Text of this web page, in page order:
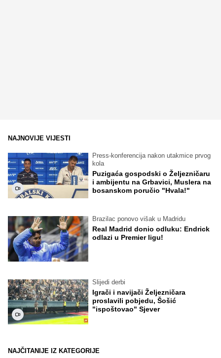
NAJNOVIJE VIJESTI
Press-konferencija nakon utakmice prvog
kola
Puzigaća gospodski o Željezničaru
i ambijentu na Grbavici, Muslera na
bosanskom poručio "Hvala!"
Brazilac ponovo višak u Madridu
Real Madrid donio odluku: Endrick
odlazi u Premier ligu!
Slijedi derbi
Igrači i navijači Željezničara
proslavili pobjedu, Šošić
"ispoštovao" Sjever
NAJČITANIJE IZ KATEGORIJE